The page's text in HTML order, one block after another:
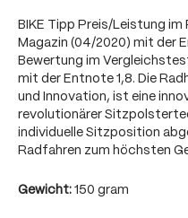
BIKE Tipp Preis/Leistung im
Magazin (04/2020) mit der
Bewertung im
mit der Entnote 1,8. Die
und Innovation, ist eine
revolutionärer
individuelle Sitzposition
Radfahren zum höchsten
Gewicht: 150 gram